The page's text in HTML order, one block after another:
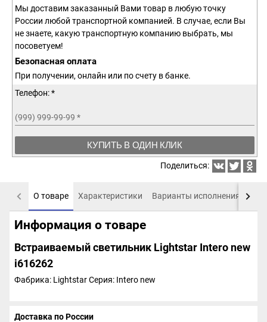
Мы доставим заказанный Вами товар в любую точку
России любой транспортной компанией. В случае, если Вы
не знаете, какую транспортную компанию выбрать, мы
посоветуем!
Безопасная оплата
При получении, онлайн или по счету в банке.
Телефон: *
(999) 999-99-99 *
КУПИТЬ В ОДИН КЛИК
Поделиться:
О товаре Характеристики Варианты исполнения
Информация о товаре
Встраиваемый светильник Lightstar Intero new
i616262
Фабрика: LightstarСерия: Intero new
Доставка по России